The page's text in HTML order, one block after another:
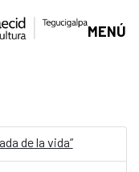
MENÚ
de la vida”